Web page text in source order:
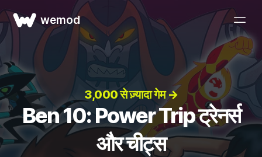
wemod
3,000 से ज़्यादा गेम →
Ben 10: Power Trip ट्रेनर्स
और चीट्स